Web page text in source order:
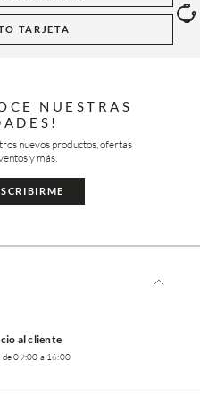
TARJETA
NUESTRAS
nuevos productos, ofertas
y más.
al cliente
de 09:00 a 16:00